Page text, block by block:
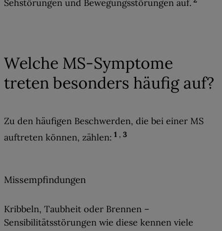
Sehstörungen und Bewegungsstörungen auf.
Welche MS-Symptome
treten besonders häufig auf?
Zu den häufigen Beschwerden, die bei einer MS
auftreten können, zählen: 1 , 3
Missempfindungen
Kribbeln, Taubheit oder Brennen –
Sensibilitätsstörungen wie diese kennen viele